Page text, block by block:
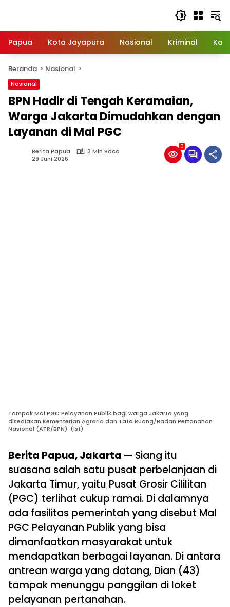
Papua
Kota Jayapura Nasional Kriminal
Beranda Nasional
Nasional
BPN Hadir di Tengah Keramaian,
Warga Jakarta Dimudahkan dengan
Layanan di Mal PGC
Berita Papua
3 Min Baca
29 Juni 2026
0
Tampak Mal PGC Pelayanan Publik bagi warga Jakarta yang
disediakan Kementerian Agraria dan Tata Ruang/Badan Pertanahan
Nasional (ATR/BPN). (Ist)
Berita Papua, Jakarta — Siang itu
suasana salah satu pusat perbelanjaan di
Jakarta Timur, yaitu Pusat Grosir Cililitan
(PGC) terlihat cukup ramai. Di dalamnya
ada fasilitas pemerintah yang disebut Mal
PGC Pelayanan Publik yang bisa
dimanfaatkan masyarakat untuk
mendapatkan berbagai layanan. Di antara
antrean warga yang datang, Dian (43)
tampak menunggu panggilan di loket
pelayanan pertanahan.